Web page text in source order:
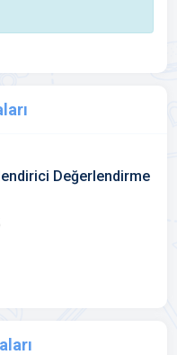
Değerlendirme